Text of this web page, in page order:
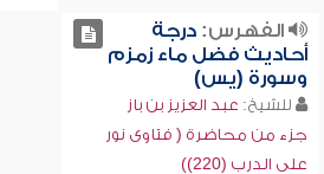
الفهرس:درجة
أحاديث فضل ماء زمزم
وسورة (يس)
للشيخ: عبد العزيز بن باز
جزء من محاضرة ( فتاوى نور
على الدرب (220))